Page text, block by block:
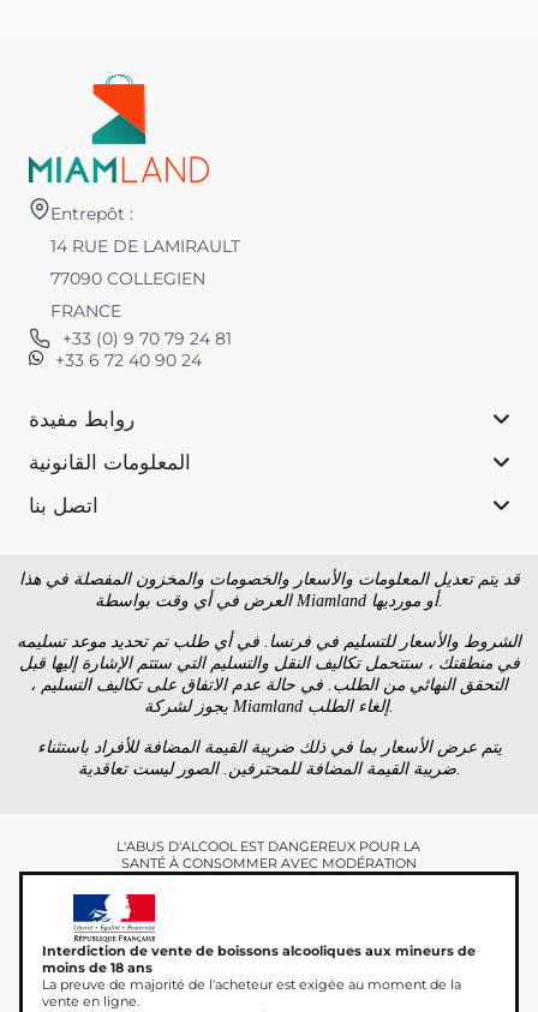
Entrepôt :
14 RUE DE LAMIRAULT
77090 COLLEGIEN
FRANCE
+33 (0) 9 70 79 24 81
+33 6 72 40 90 24
روابط مفيدة
المعلومات القانونية
اتصل بنا
قد يتم تعديل المعلومات والأسعار والخصومات والمخزون المفصلة في هذا
العرض في أي وقت بواسطة Miamland أو مورديها.
الشروط والأسعار للتسليم في فرنسا. في أي طلب تم تحديد موعد تسليمه
في منطقتك ، ستتحمل تكاليف النقل والتسليم التي ستتم الإشارة إليها قبل
التحقق النهائي من الطلب. في حالة عدم الاتفاق على تكاليف التسليم ،
يجوز لشركة Miamland إلغاء الطلب.
يتم عرض الأسعار بما في ذلك ضريبة القيمة المضافة للأفراد باستثناء
ضريبة القيمة المضافة للمحترفين. الصور ليست تعاقدية.
L'ABUS D'ALCOOL EST DANGEREUX POUR LA
SANTÉ À CONSOMMER AVEC MODÉRATION
Interdiction de vente de boissons alcooliques aux mineurs de
moins de 18 ans
La preuve de majorité de l'acheteur est exigée au moment de la
vente en ligne.